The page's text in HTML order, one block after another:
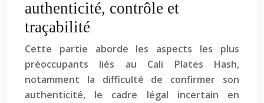
authenticité, contrôle et
traçabilité
Cette partie aborde les aspects les plus
préoccupants liés au Cali Plates Hash,
notamment la difficulté de confirmer son
authenticité, le cadre légal incertain en